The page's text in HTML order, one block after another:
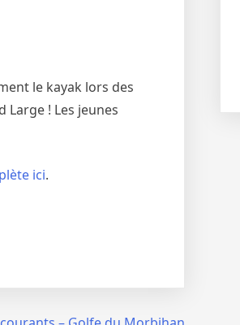
le kayak lors des
Large ! Les jeunes
ici.